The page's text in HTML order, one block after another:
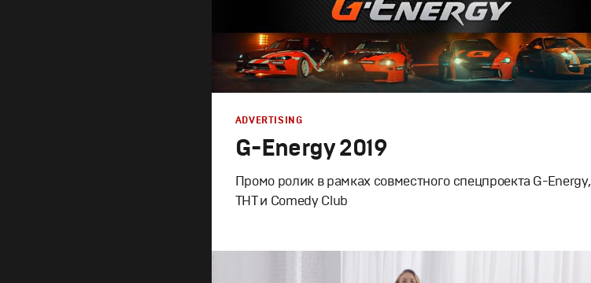
G-Energy 2019
Промо ролик в рамках совместного спецпроекта G-Energy,
ТНТ и Comedy Club
ADVERTISING